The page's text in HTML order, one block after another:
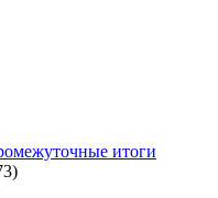
итоги